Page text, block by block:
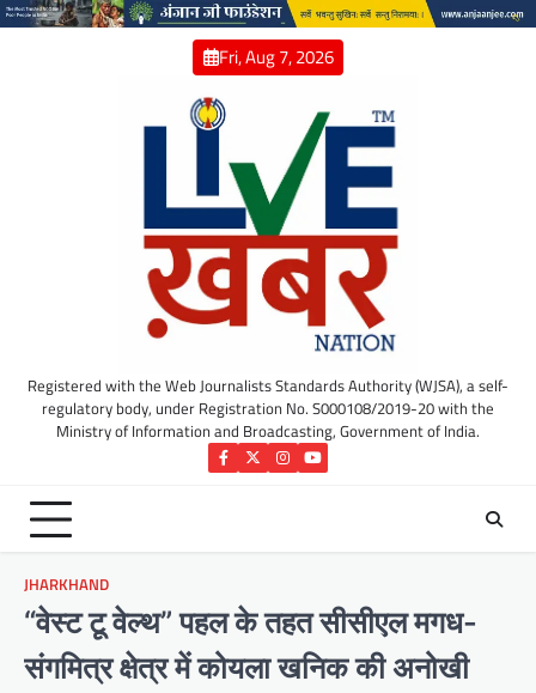
Skip
Fri, Aug 7, 2026
Registered with the Web Journalists Standards Authority (WJSA), a self-
regulatory body, under Registration No. S000108/2019-20 with the
Ministry of Information and Broadcasting, Government of India.
Facebook
TwitterInstagram
YouTube
JHARKHAND
“वेस्ट टू वेल्थ” पहल के तहत सीसीएल मगध-
संगमित्र क्षेत्र में कोयला खनिक की अनोखी